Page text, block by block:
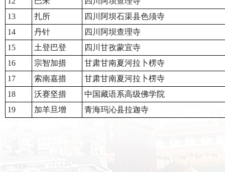
13
扎所
四川阿坝石渠县色须寺
14
丹针
四川阿坝查理寺
15
土登巴登
四川甘孜蒙宜寺
16
宗智加措
甘肃甘南夏河拉卜楞寺
17
索南嘉措
甘肃甘南夏河拉卜楞寺
18
沃赛坚措
中国藏语系高级佛学院
19
加羊旦增 青海玛沁县拉迦寺